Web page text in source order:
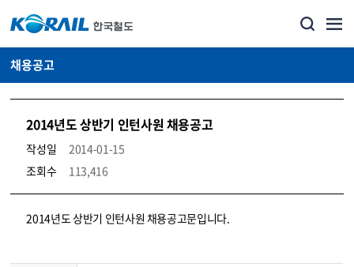
채용공고
2014년도 상반기 인턴사원 채용공고
작성일
2014-01-15
조회수
113,416
코레일소개_경영공시_채용공고 상세보기 – 내용, 파일, 담당자 연락처로 구성
2014년도 상반기 인턴사원 채용공고문입니다.